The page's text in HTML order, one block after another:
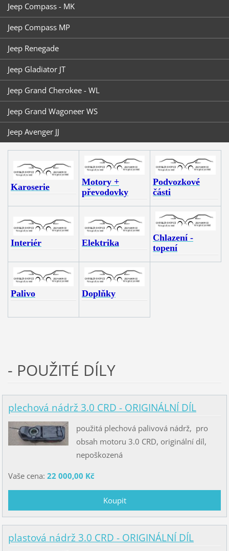
Jeep Compass - MK
Jeep Compass MP
Jeep Renegade
Jeep Gladiator JT
Jeep Grand Cherokee - WL
Jeep Grand Wagoneer WS
Jeep Avenger JJ
Karoserie
Motory +
převodovky
Podvozkové
části
Interiér Elektrika
Chlazení -
topení
Palivo Doplňky
- POUŽITÉ DÍLY
plechová nádrž 3.0 CRD - ORIGINÁLNÍ DÍL
použitá plechová palivová nádrž, pro
obsah motoru 3.0 CRD, originální díl,
nepoškozená
Vaše cena: 22 000,00 Kč
plastová nádrž 3.0 CRD - ORIGINÁLNÍ DÍL